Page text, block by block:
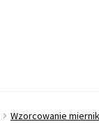
Wzorcowanie